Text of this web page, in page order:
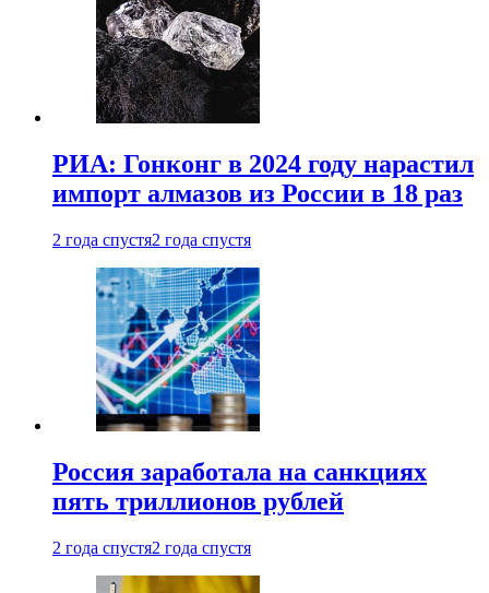
РИА: Гонконг в 2024 году нарастил
импорт алмазов из России в 18 раз
2 года спустя2 года спустя
Россия заработала на санкциях
пять триллионов рублей
2 года спустя2 года спустя